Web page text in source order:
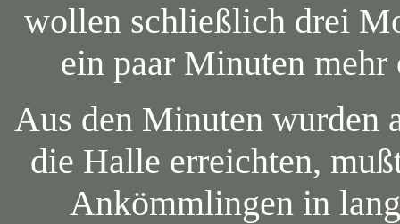
wollen schließlich drei
ein paar Minuten
Aus den Minuten wurden
die Halle erreichten,
Ankömmlingen in